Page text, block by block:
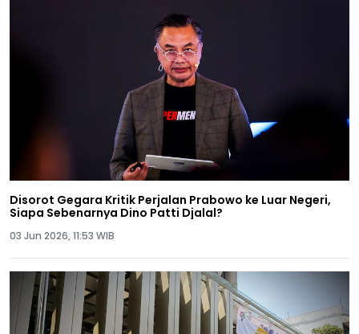
Disorot Gegara Kritik Perjalan Prabowo ke Luar Negeri,
Siapa Sebenarnya Dino Patti Djalal?
03 Jun 2026, 11:53 WIB